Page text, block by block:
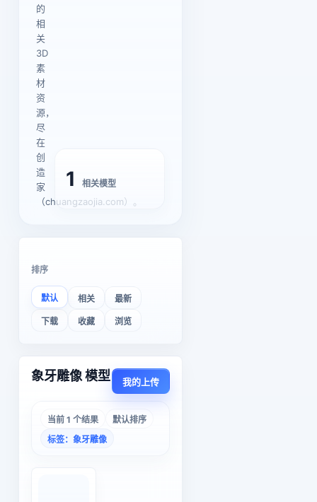
的
相
关
3D
素
材
资
源，
尽
在
创
造
家
（chuangzaojia.com）。
1 相关模型
排序
默认 相关 最新
下载 收藏 浏览
象牙雕像 模型 我的上传
当前 1 个结果
默认排序
标签：象牙雕像